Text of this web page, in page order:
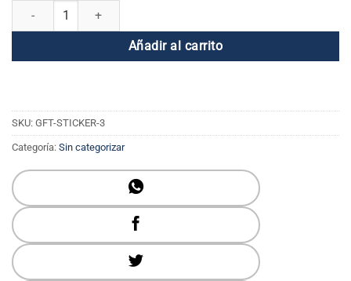
Pegatina All Love Surround You cantidad
Añadir al carrito
SKU: GFT-STICKER-3
Categoría: Sin categorizar